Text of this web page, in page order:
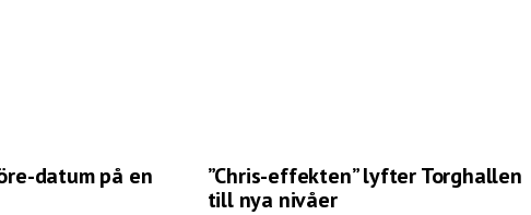
datum på en
”Chris-effekten” lyfter Torghallen
till nya nivåer